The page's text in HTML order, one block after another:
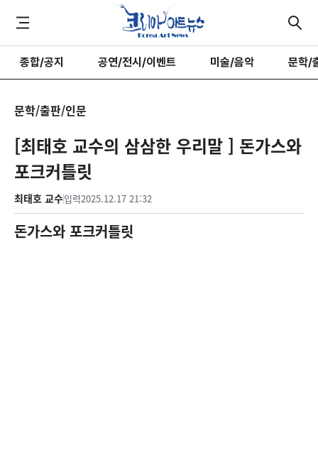
종합/공지 공연/전시/이벤트 미술/음악 문학/
문학/출판/인문
[최태호 교수의 삼삼한 우리말 ] 돈가스와
포크커틀릿
최태호 교수입력2025.12.17 21:32
돈가스와 포크커틀릿